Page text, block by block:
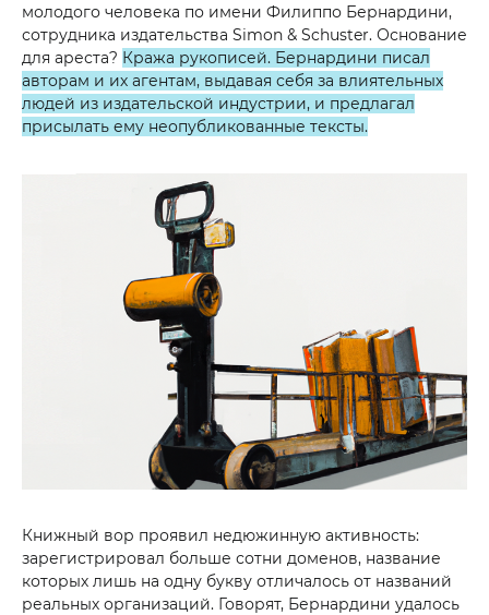
молодого человека по имени Филиппо Бернардини,
сотрудника издательства Simon & Schuster. Основание
для ареста? Кража рукописей. Бернардини писал
авторам и их агентам, выдавая себя за влиятельных
людей из издательской индустрии, и предлагал
присылать ему неопубликованные тексты.
Книжный вор проявил недюжинную активность:
зарегистрировал больше сотни доменов, название
которых лишь на одну букву отличалось от названий
реальных организаций. Говорят, Бернардини удалось